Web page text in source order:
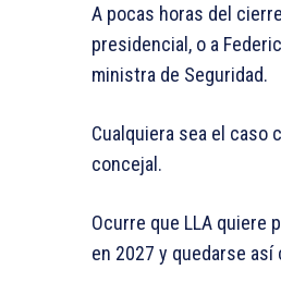
A pocas horas del
presidencial, o a
ministra de Seguridad.
Cualquiera sea el caso
concejal.
Ocurre que LLA quiere
en 2027 y quedarse